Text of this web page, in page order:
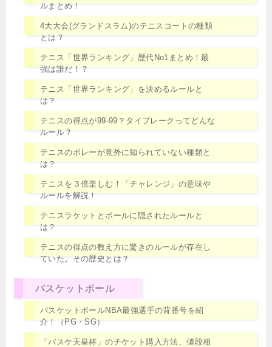
ルまとめ！
4大大会(グランドスラム)のテニスコートの種類
とは？
テニス「世界ランキング」歴代No1まとめ！最
強は誰だ！？
テニス「世界ランキング」を決めるルールと
は？
テニスの得点が99-99？タイブレークってどんな
ルール？
テニスのボレーが意外に知られていない種類と
は？
テニスを３倍楽しむ！「チャレンジ」の意味や
ルールを解説！
テニスラケットとボールに隠されたルールと
は？
テニスの得点の数え方に驚きのルールが存在し
ていた。その歴史とは？
バスケットボール
バスケットボールNBA最強選手の背番号を紹
介！（PG・SG）
「バスケ天皇杯」のチケット購入方法、値段相